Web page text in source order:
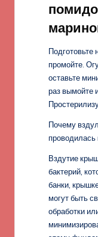
промойте.
оставьте
раз вымойте
Почему
Вздутие
бактерий,
банки,
могут быть
обработки